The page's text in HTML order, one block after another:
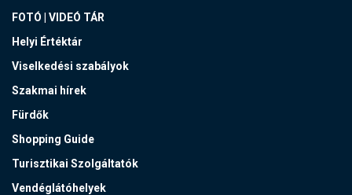
FOTÓ | VIDEÓ TÁR
Helyi Értéktár
Viselkedési szabályok
Szakmai hírek
Fürdők
Shopping Guide
Turisztikai Szolgáltatók
Vendéglátóhelyek